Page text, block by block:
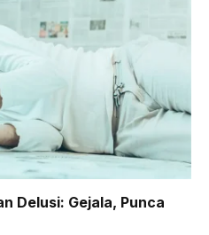
Delusi: Gejala, Punca